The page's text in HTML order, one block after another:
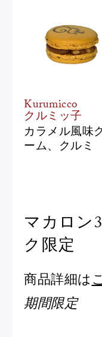
Kurumicco
クルミッ子
カラメル風味
ーム、クルミ
マカロン
ク限定
商品詳細は
期間限定